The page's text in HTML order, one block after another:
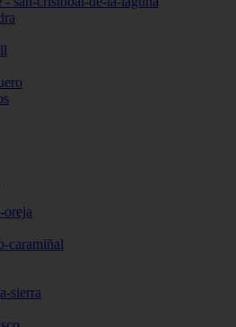
oreja
caramiñal
sierra